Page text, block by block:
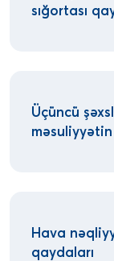
sığortası
Üçüncü
məsuliyyətin
Hava
qaydaları